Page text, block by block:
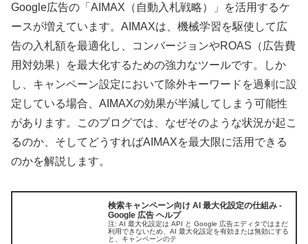
Google広告の「AIMAX（自動入札戦略）」を活用するケ
ースが増えています。AIMAXは、機械学習を駆使して広
告の入札額を最適化し、コンバージョンやROAS（広告費
用対効果）を最大化するための強力なツールです。しか
し、キャンペーン設定において除外キーワードを過剰に設
定している場合、AIMAXの効果が半減してしまう可能性
があります。このブログでは、なぜそのような状況が起こ
るのか、そしてどうすればAIMAXを最大限に活用できる
のかを解説します。
検索キャンペーン向け AI 最大化設定の仕組み -
Google 広告 ヘルプ
注: AI 最大化設定は API と Google 広告エディタではまだ
利用できないため、AI 最大化設定を有効または無効にする
と、キャンペーンのテ